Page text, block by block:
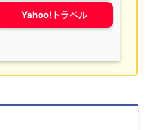
Yahoo!トラベル